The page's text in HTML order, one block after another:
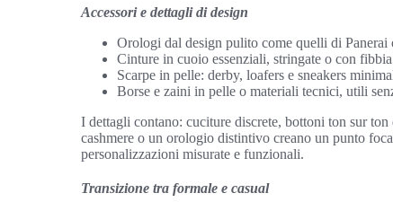
Accessori e dettagli di design
Orologi dal design pulito come quelli di
Cinture in cuoio essenziali, stringate o con
Scarpe in pelle: derby, loafers e sneakers
Borse e zaini in pelle o materiali tecnici, utili
I dettagli contano: cuciture discrete, bottoni ton sur
cashmere o un orologio distintivo creano un punto
personalizzazioni misurate e funzionali.
Transizione tra formale e casual